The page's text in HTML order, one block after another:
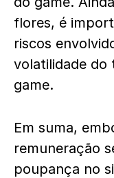
flores, é
riscos
volatilidade do
game.
Em suma,
remuneração
poupança no